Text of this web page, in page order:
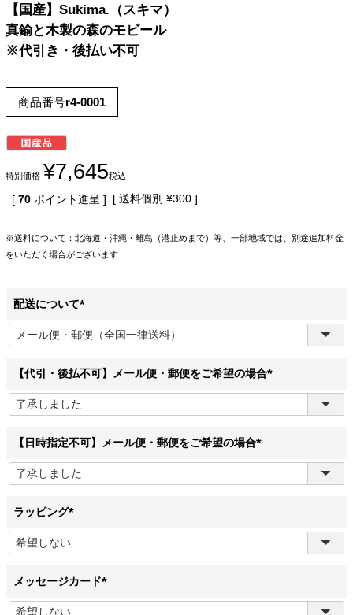
【国産】Sukima.（スキマ）
真鍮と木製の森のモビール
※代引き・後払い不可
商品番号r4-0001
特別価格 ¥7,645税込
[ 70 ポイント進呈 ] 送料個別 ¥300
※送料について：北海道・沖縄・離島（港止めまで）等、一部地域では、別途追加料金
をいただく場合がございます
配送について
(
必
)
【代引・後払不可】メール便・郵便をご希望の場合
(
【日時指定不可】メール便・郵便をご希望の場合
(
ラッピング
(
必
)
メッセージカード
(